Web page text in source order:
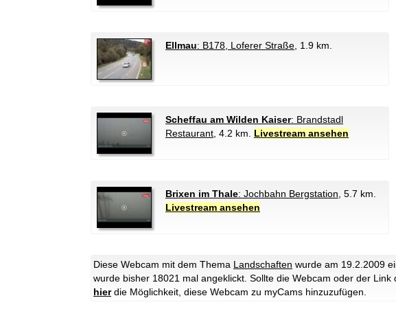
Ellmau: B178, Loferer Straße , 1.9 km.
Scheffau am Wilden Kaiser: Brandstadl
Restaurant , 4.2 km. Livestream ansehen
Brixen im Thale: Jochbahn Bergstation , 5.7 km.
Livestream ansehen
Diese Webcam mit dem Thema Landschaften wurde am 19.2.2009
wurde bisher 18021 mal angeklickt. Sollte die Webcam oder der Link
hierdie Möglichkeit, diese Webcam zu myCams hinzuzufügen.